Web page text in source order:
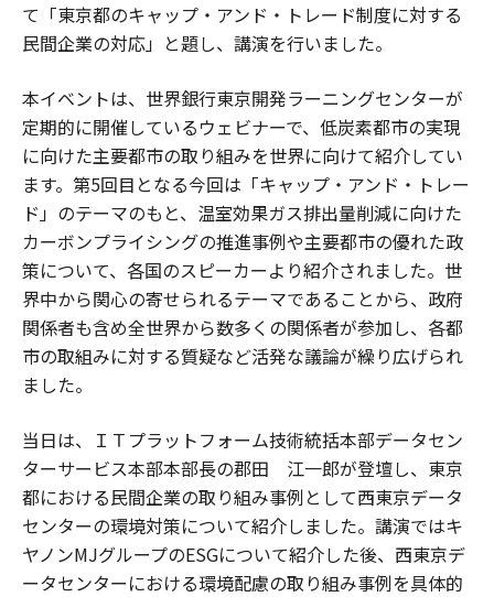
て「東京都のキャップ・アンド・トレード制度に対する
民間企業の対応」と題し、講演を行いました。
本イベントは、世界銀行東京開発ラーニングセンターが
定期的に開催しているウェビナーで、低炭素都市の実現
に向けた主要都市の取り組みを世界に向けて紹介してい
ます。第5回目となる今回は「キャップ・アンド・トレー
ド」のテーマのもと、温室効果ガス排出量削減に向けた
カーボンプライシングの推進事例や主要都市の優れた政
策について、各国のスピーカーより紹介されました。世
界中から関心の寄せられるテーマであることから、政府
関係者も含め全世界から数多くの関係者が参加し、各都
市の取組みに対する質疑など活発な議論が繰り広げられ
ました。
当日は、ＩＴプラットフォーム技術統括本部データセン
ターサービス本部本部長の郡田 江一郎が登壇し、東京
都における民間企業の取り組み事例として西東京データ
センターの環境対策について紹介しました。講演ではキ
ヤノンMJグループのESGについて紹介した後、西東京デ
ータセンターにおける環境配慮の取り組み事例を具体的